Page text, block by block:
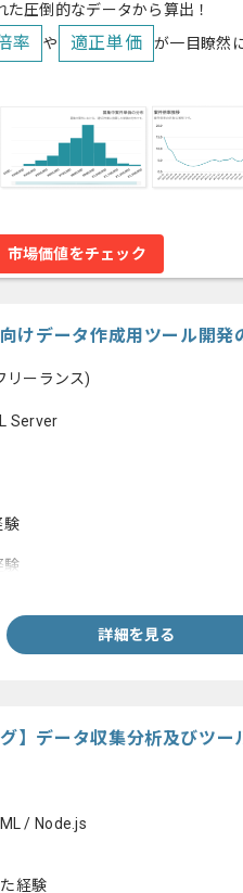
た圧倒的なデータから算出！
率 や 適正単価 が一目瞭然
市場価値をチェック
向けデータ作成用ツール開
リーランス)
Server
験
験
詳細を見る
グ】データ収集分析及びツ
/ Node.js
経験